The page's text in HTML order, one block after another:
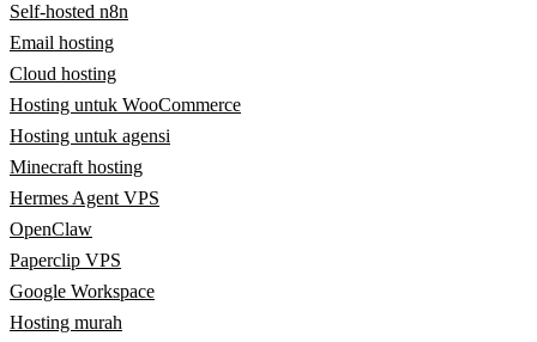
Self-hosted n8n
Email hosting
Cloud hosting
Hosting untuk WooCommerce
Hosting untuk agensi
Minecraft hosting
Hermes Agent VPS
OpenClaw
Paperclip VPS
Google Workspace
Hosting murah